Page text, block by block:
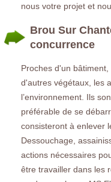
nous votre projet et
Brou Sur
concurrence
Proches d'un
d'autres végétaux, les
l’environnement. Ils
préférable de se
consisteront à enlever
Dessouchage,
actions nécessaires
être travailler dans les